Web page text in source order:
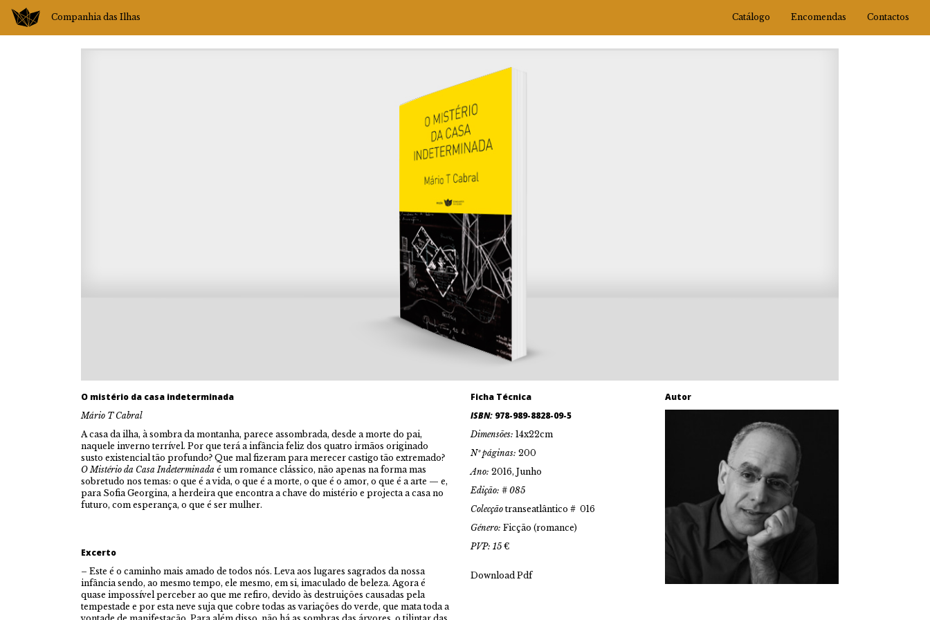
Companhia das Ilhas Catálogo Encomendas Contactos
O mistério da casa indeterminada
Mário T Cabral
A casa da ilha, à sombra da montanha, parece assombrada, desde a morte do pai,
naquele inverno terrível. Por que terá a infância feliz dos quatro irmãos originado
susto existencial tão profundo? Que mal fizeram para merecer castigo tão extremado?
O Mistério da Casa Indeterminada é um romance clássico, não apenas na forma mas
sobretudo nos temas: o que é a vida, o que é a morte, o que é o amor, o que é a arte — e,
para Sofia Georgina, a herdeira que encontra a chave do mistério e projecta a casa no
futuro, com esperança, o que é ser mulher.
Excerto
– Este é o caminho mais amado de todos nós. Leva aos lugares sagrados da nossa
infância sendo, ao mesmo tempo, ele mesmo, em si, imaculado de beleza. Agora é
quase impossível perceber ao que me refiro, devido às destruições causadas pela
tempestade e por esta neve suja que cobre todas as variações do verde, que mata toda a
Ficha Técnica
ISBN:978-989-8828-09-5
Dimensões: 14x22cm
Nº páginas: 200
Ano: 2016, Junho
Edição: # 085
Colecçãotranseatlântico # 016
Género: Ficção (romance)
PVP: 15€
Download Pdf
Autor